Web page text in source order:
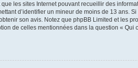
les sites Internet pouvant recueillir des
d’identifier un mineur de moins de 13 ans.
son avis. Notez que phpBB Limited et les
de celles mentionnées dans la question «